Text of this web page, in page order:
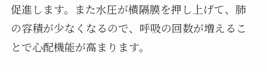
促進します。また水圧が横隔膜を押し上げて、肺
の容積が少なくなるので、呼吸の回数が増えるこ
とで心配機能が高まります。